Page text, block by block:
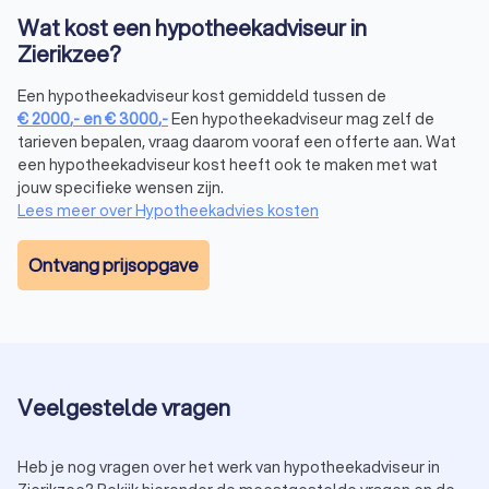
Een onafhankelijke hypotheekadviseur biedt een belangrijk
voordeel: hij vergelijkt meerdere aanbieders om de beste
op begeleiding en financiële planning. Wil je de beste
hypotheek kiezen? Dan helpt een onafhankelijke adviseur je
bij het vinden van de juiste optie, zonder beperkt te zijn tot
één bank of aanbieder.
Hoe vind je de beste hypotheekadviseur in
Zierikzee?
Vraag naar de advieskosten hypotheek:
weloverwogen keuze.
Plan een vrijblijvend hypotheekadviesgesprek:zo ontdek
Wat kost een hypotheekadviseur in
Zierikzee?
Een hypotheekadviseur kost gemiddeld tussen de
€2000,- en€3000,-Een hypotheekadviseur mag zelf de
tarieven bepalen, vraag daarom vooraf een offerte aan. Wat
een hypotheekadviseur kost heeft ook te maken met wat
jouw specifieke wensen zijn.
Lees meer over Hypotheekadvies kosten
Ontvang prijsopgave
Veelgestelde vragen
Heb je nog vragen over het werk van hypotheekadviseur in